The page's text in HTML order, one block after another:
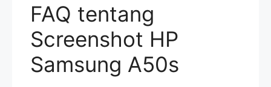
FAQ tentang
Screenshot HP
Samsung A50s